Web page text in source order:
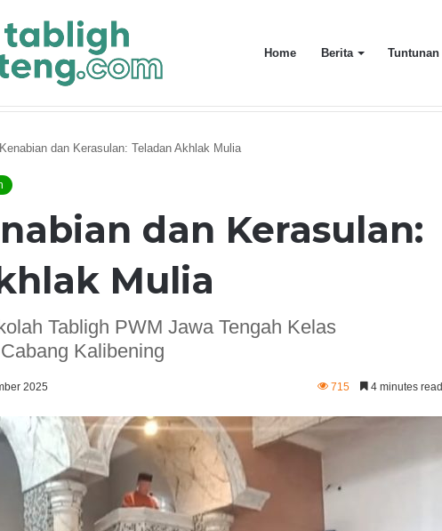
Home Berita Tuntunan
Digital Muhammadiyah
dan Kerasulan: Teladan Akhlak Mulia
dan Kerasulan:
Mulia
Tabligh PWM Jawa Tengah Kelas
Kalibening
2025 715 4 minutes read